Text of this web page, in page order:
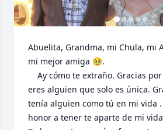
Abuelita, Grandma, mi Chula, mi
mi mejor amiga 🥹.
eres alguien que solo es única.
tenía alguien como tú en mi vida
honor a tener te aparte de mi